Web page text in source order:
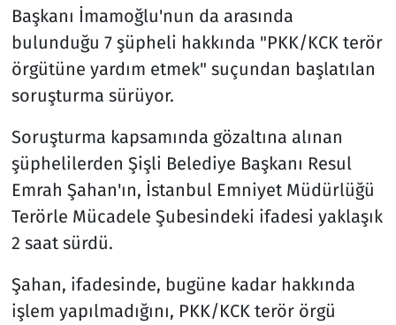
Başkanı İmamoğlu'nun da arasında
bulunduğu 7 şüpheli hakkında "PKK/KCK terör
örgütüne yardım etmek" suçundan başlatılan
soruşturma sürüyor.
Soruşturma kapsamında gözaltına alınan
şüphelilerden Şişli Belediye Başkanı Resul
Emrah Şahan'ın, İstanbul Emniyet Müdürlüğü
Terörle Mücadele Şubesindeki ifadesi yaklaşık
2 saat sürdü.
Şahan, ifadesinde, bugüne kadar hakkında
işlem yapılmadığını, PKK/KCK terör örgü